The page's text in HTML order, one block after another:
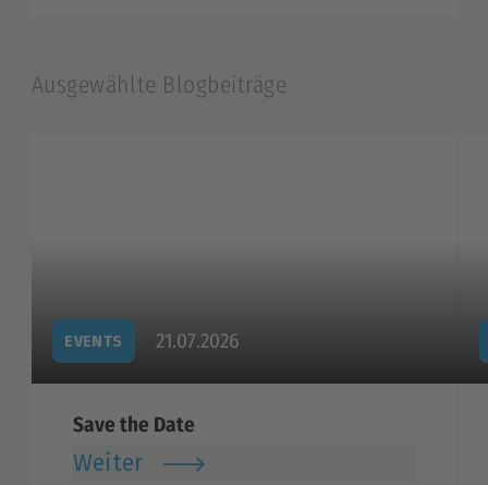
Ausgewählte Blogbeiträge
EVENTS 21.07.2026
Save the Date
Weiter